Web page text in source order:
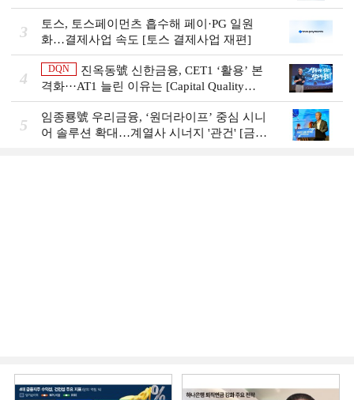
그룹의 꿈①]
3
토스, 토스페이먼츠 흡수해 페이·PG 일원
화…결제사업 속도 [토스 결제사업 재편]
4
DQN
진옥동號 신한금융, CET1 ‘활용’ 본
격화···AT1 늘린 이유는 [Capital Quality
Review]
5
임종룡號 우리금융, ‘원더라이프’ 중심 시니
어 솔루션 확대…계열사 시너지 '관건' [금융